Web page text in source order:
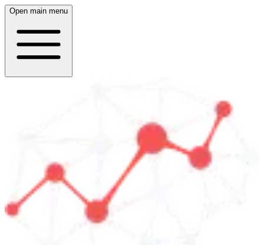
Open main menu